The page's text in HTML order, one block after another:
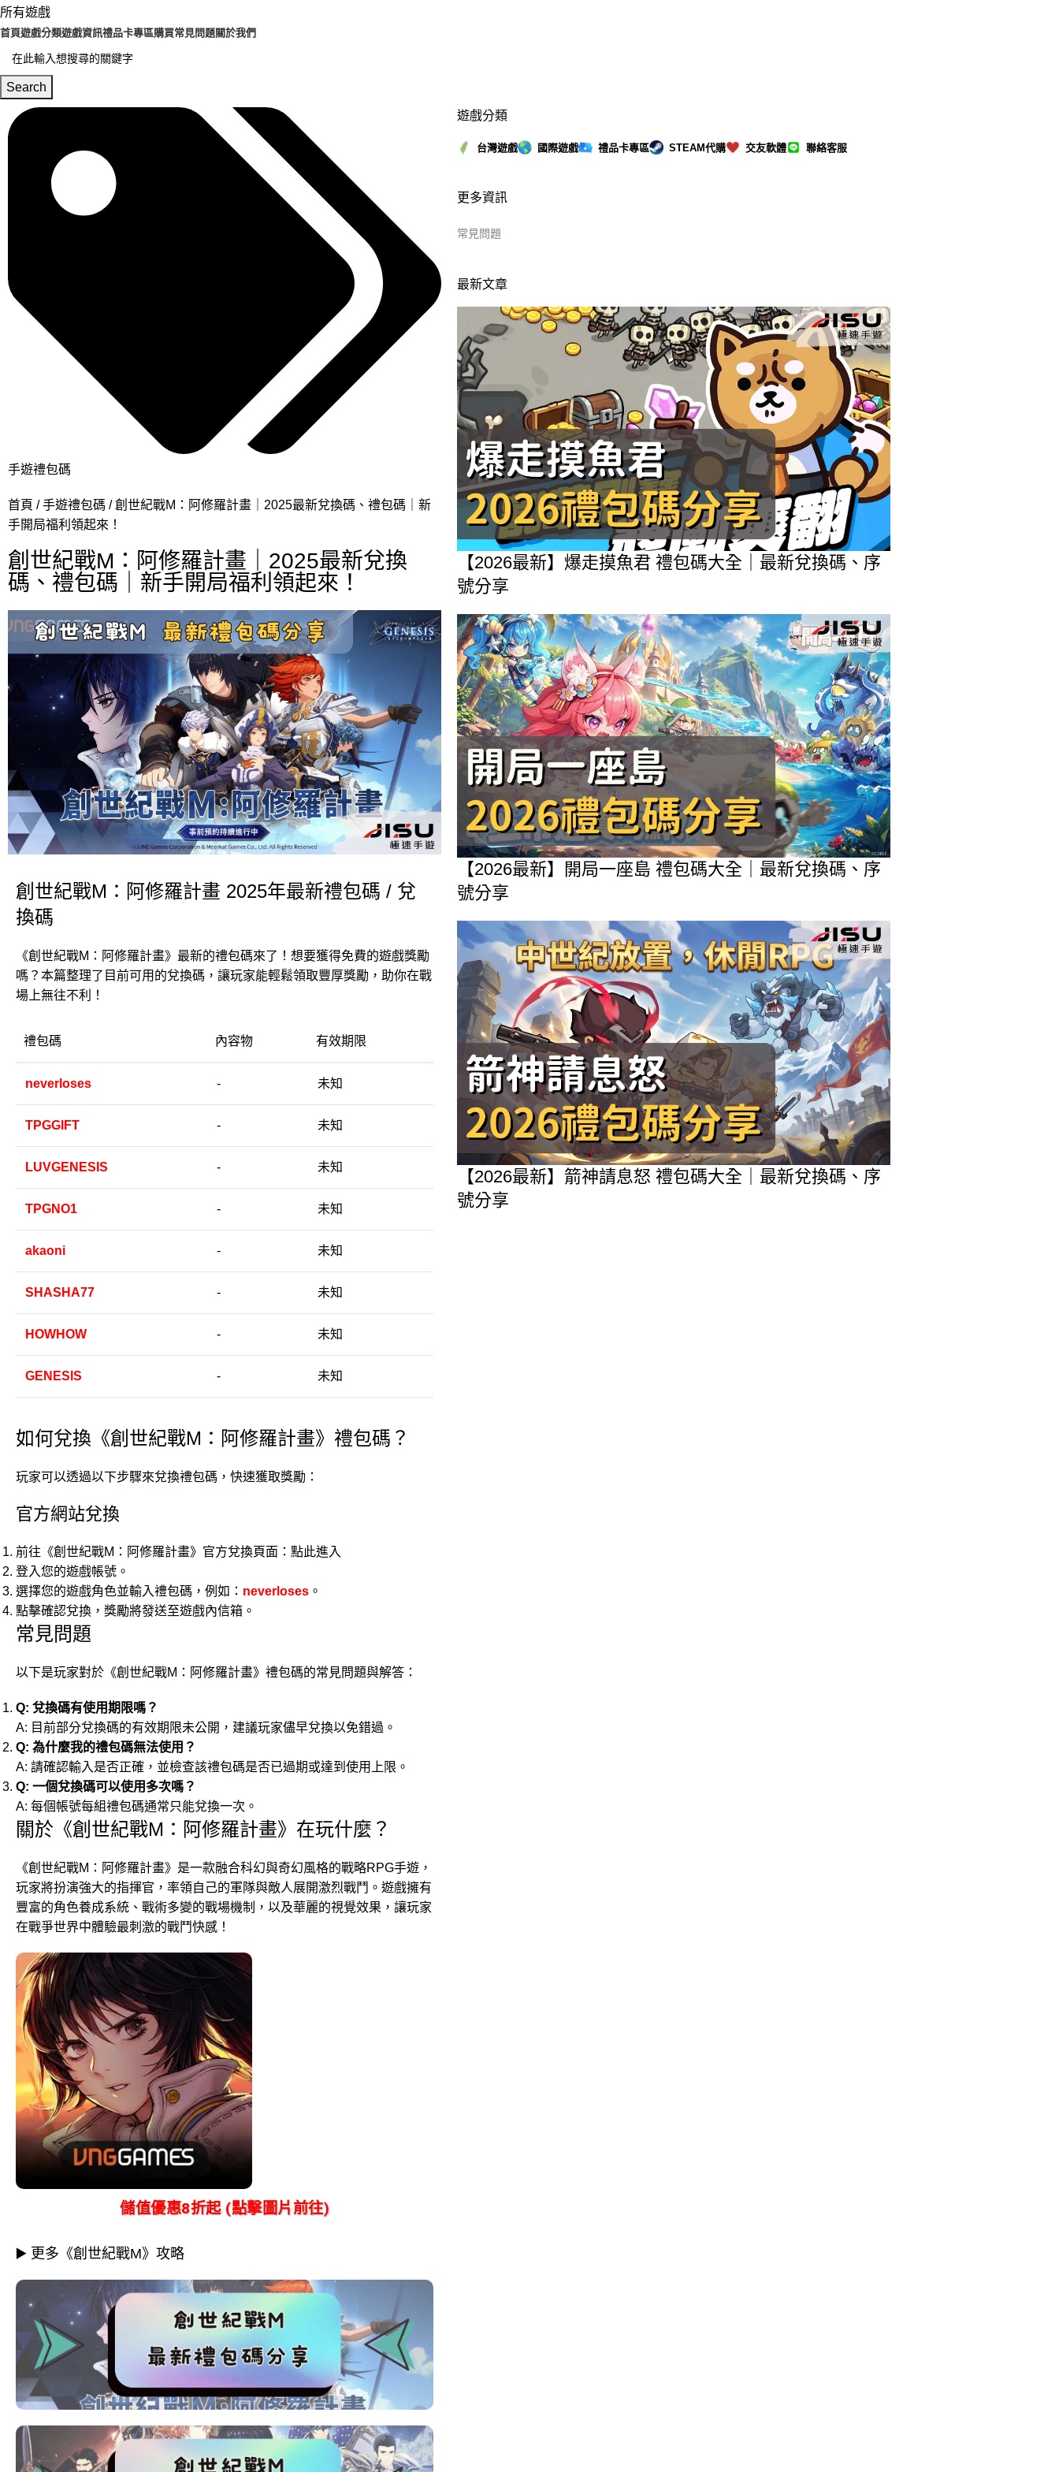
所有遊戲
首頁遊戲分類遊戲資訊禮品卡專區購買常見問題關於我們
Search
手遊禮包碼
首頁 手遊禮包碼
創世紀戰M：阿修羅計畫｜2025最新兌換碼、禮包碼｜新
手開局福利領起來！
創世紀戰M：阿修羅計畫｜2025最新兌換
碼、禮包碼｜新手開局福利領起來！
創世紀戰M：阿修羅計畫 2025年最新禮包碼 / 兌
換碼
《創世紀戰M：阿修羅計畫》最新的禮包碼來了！想要獲得免費的遊戲獎勵
嗎？本篇整理了目前可用的兌換碼，讓玩家能輕鬆領取豐厚獎勵，助你在戰
場上無往不利！
禮包碼 內容物 有效期限
neverloses - 未知
TPGGIFT - 未知
LUVGENESIS - 未知
TPGNO1 - 未知
akaoni - 未知
SHASHA77 - 未知
HOWHOW - 未知
GENESIS - 未知
如何兌換《創世紀戰M：阿修羅計畫》禮包碼？
玩家可以透過以下步驟來兌換禮包碼，快速獲取獎勵：
官方網站兌換
前往《創世紀戰M：阿修羅計畫》官方兌換頁面： 點此進入
登入您的遊戲帳號。
選擇您的遊戲角色並輸入禮包碼，例如： neverloses 。
點擊確認兌換，獎勵將發送至遊戲內信箱。
常見問題
以下是玩家對於《創世紀戰M：阿修羅計畫》禮包碼的常見問題與解答：
Q: 兌換碼有使用期限嗎？
A: 目前部分兌換碼的有效期限未公開，建議玩家儘早兌換以免錯過。
Q: 為什麼我的禮包碼無法使用？
A: 請確認輸入是否正確，並檢查該禮包碼是否已過期或達到使用上限。
Q: 一個兌換碼可以使用多次嗎？
A: 每個帳號每組禮包碼通常只能兌換一次。
關於《創世紀戰M：阿修羅計畫》在玩什麼？
《創世紀戰M：阿修羅計畫》是一款融合科幻與奇幻風格的戰略RPG手遊，
玩家將扮演強大的指揮官，率領自己的軍隊與敵人展開激烈戰鬥。遊戲擁有
豐富的角色養成系統、戰術多變的戰場機制，以及華麗的視覺效果，讓玩家
在戰爭世界中體驗最刺激的戰鬥快感！
儲值優惠8折起 (點擊圖片前往)
▶️ 更多《創世紀戰M》攻略
遊戲分類
台灣遊戲 國際遊戲 禮品卡專區 STEAM代購 交友軟體 聯絡客服
更多資訊
常見問題
最新文章
【2026最新】爆走摸魚君 禮包碼大全｜最新兌換碼、序
號分享
【2026最新】開局一座島 禮包碼大全｜最新兌換碼、序
號分享
【2026最新】箭神請息怒 禮包碼大全｜最新兌換碼、序
號分享